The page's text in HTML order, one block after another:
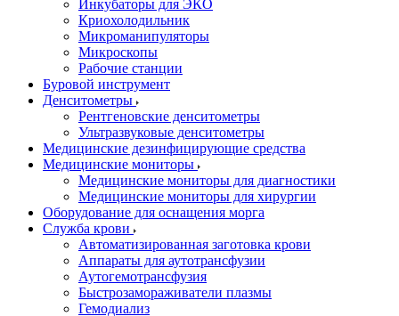
Инкубаторы для ЭКО
Криохолодильник
Микроманипуляторы
Микроскопы
Рабочие станции
Буровой инструмент
Денситометры
Рентгеновские денситометры
Ультразвуковые денситометры
Медицинские дезинфицирующие средства
Медицинские мониторы
Медицинские мониторы для диагностики
Медицинские мониторы для хирургии
Оборудование для оснащения морга
Служба крови
Автоматизированная заготовка крови
Аппараты для аутотрансфузии
Аутогемотрансфузия
Быстрозамораживатели плазмы
Гемодиализ